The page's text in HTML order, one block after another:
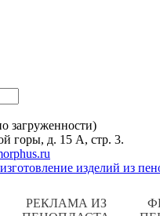
загруженности)
горы, д. 15 А, стр. 3.
РЕКЛАМА ИЗ